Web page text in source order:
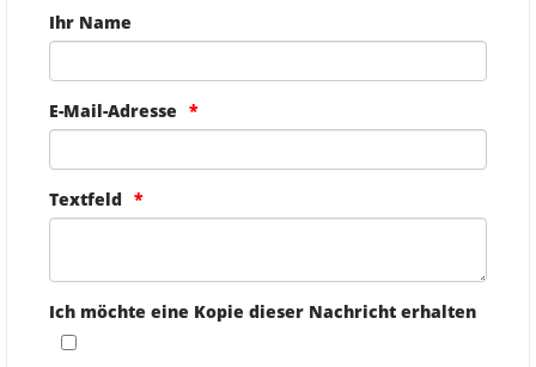
Ihr Name
E-Mail-Adresse
Textfeld
Ich möchte eine Kopie dieser Nachricht erhalten